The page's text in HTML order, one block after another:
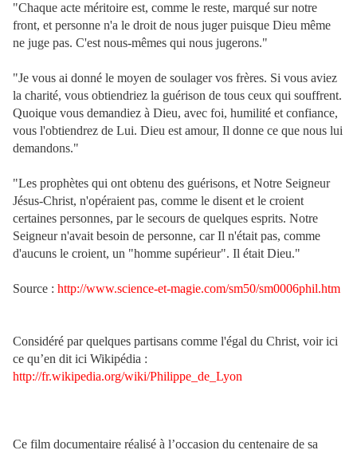
"Chaque acte méritoire est, comme le reste, marqué sur notre
front, et personne n'a le droit de nous juger puisque Dieu même
ne juge pas. C'est nous-mêmes qui nous jugerons."
"Je vous ai donné le moyen de soulager vos frères. Si vous aviez
la charité, vous obtiendriez la guérison de tous ceux qui souffrent.
Quoique vous demandiez à Dieu, avec foi, humilité et confiance,
vous l'obtiendrez de Lui. Dieu est amour, Il donne ce que nous lui
demandons."
"Les prophètes qui ont obtenu des guérisons, et Notre Seigneur
Jésus-Christ, n'opéraient pas, comme le disent et le croient
certaines personnes, par le secours de quelques esprits. Notre
Seigneur n'avait besoin de personne, car Il n'était pas, comme
d'aucuns le croient, un "homme supérieur". Il était Dieu."
Source : http://www.science-et-magie.com/sm50/sm0006phil.htm
Considéré par quelques partisans comme l'égal du Christ, voir ici
ce qu’en dit ici Wikipédia :
http://fr.wikipedia.org/wiki/Philippe_de_Lyon
Ce film documentaire réalisé à l’occasion du centenaire de sa